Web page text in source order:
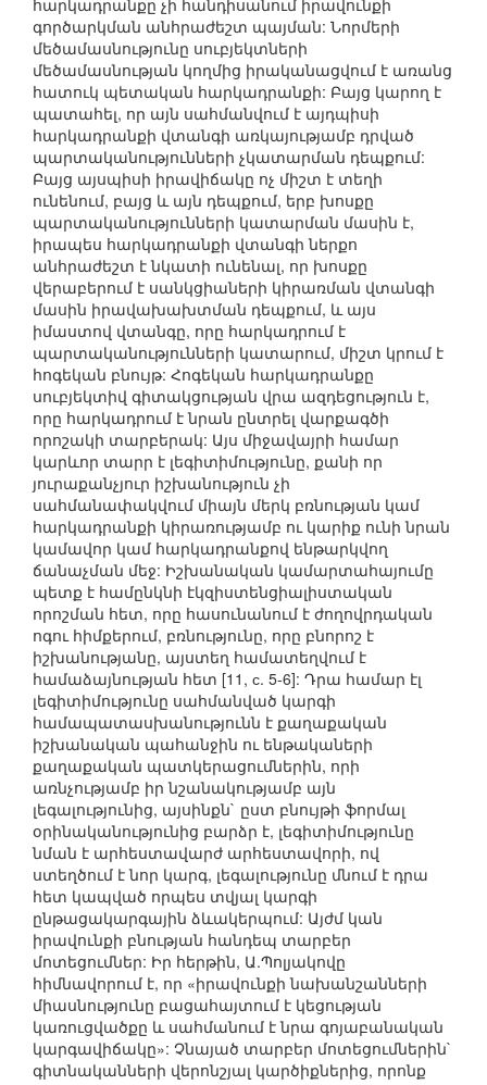
հարկադրանքը չի հանդիսանում իրավունքի
գործարկման անհրաժեշտ պայման: Նորմերի
մեծամասնությունը սուբյեկտների
մեծամասնության կողմից իրականացվում է առանց
հատուկ պետական հարկադրանքի: Բայց կարող է
պատահել, որ այն սահմանվում է այդպիսի
հարկադրանքի վտանգի առկայությամբ դրված
պարտականությունների չկատարման դեպքում:
Բայց այսպիսի իրավիճակը ոչ միշտ է տեղի
ունենում, բայց և այն դեպքում, երբ խոսքը
պարտականությունների կատարման մասին է,
իրապես հարկադրանքի վտանգի ներքո
անհրաժեշտ է նկատի ունենալ, որ խոսքը
վերաբերում է սանկցիաների կիրառման վտանգի
մասին իրավախախտման դեպքում, և այս
իմաստով վտանգը, որը հարկադրում է
պարտականությունների կատարում, միշտ կրում է
հոգեկան բնույթ: Հոգեկան հարկադրանքը
սուբյեկտիվ գիտակցության վրա ազդեցություն է,
որը հարկադրում է նրան ընտրել վարքագծի
որոշակի տարբերակ: Այս միջավայրի համար
կարևոր տարր է լեգիտիմությունը, քանի որ
յուրաքանչյուր իշխանություն չի
սահմանափակվում միայն մերկ բռնության կամ
հարկադրանքի կիրառությամբ ու կարիք ունի նրան
կամավոր կամ հարկադրանքով ենթարկվող
ճանաչման մեջ: Իշխանական կամարտահայումը
պետք է համընկնի էկզիստենցիալիստական
որոշման հետ, որը հասունանում է ժողովրդական
ոգու հիմքերում, բռնությունը, որը բնորոշ է
իշխանությանը, այստեղ համատեղվում է
համաձայնության հետ [11, с. 5-6]: Դրա համար էլ
լեգիտիմությունը սահմանված կարգի
համապատասխանությունն է քաղաքական
իշխանական պահանջին ու ենթակաների
քաղաքական պատկերացումներին, որի
առնչությամբ իր նշանակությամբ այն
լեգալությունից, այսինքն` ըստ բնույթի ֆորմալ
օրինականությունից բարձր է, լեգիտիմությունը
նման է արհեստավարժ արհեստավորի, ով
ստեղծում է նոր կարգ, լեգալությունը մնում է դրա
հետ կապված որպես տվյալ կարգի
ընթացակարգային ձևակերպում: Այժմ կան
իրավունքի բնության հանդեպ տարբեր
մոտեցումներ: Իր հերթին, Ա.Պոլյակովը
հիմնավորում է, որ «իրավունքի նախանշանների
միասնությունը բացահայտում է կեցության
կառուցվածքը և սահմանում է նրա գոյաբանական
կարգավիճակը»: Չնայած տարբեր մոտեցումներին`
գիտնականների վերոնշյալ կարծիքներից, որոնք